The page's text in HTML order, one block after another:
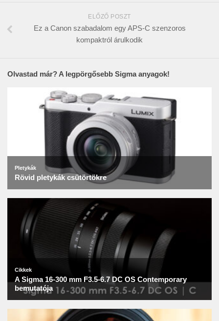
ELŐZŐ POSZT
Ez a Canon szabadalom egy APS-C szenzoros
kompaktról árulkodik
Olvastad már? A legpörgősebb Sigma anyagok!